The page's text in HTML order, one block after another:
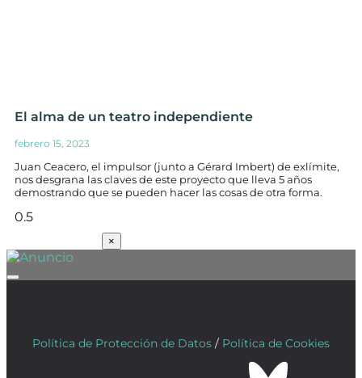
El alma de un teatro independiente
febrero 15, 2023
Juan Ceacero, el impulsor (junto a Gérard Imbert) de exlímite,
nos desgrana las claves de este proyecto que lleva 5 años
demostrando que se pueden hacer las cosas de otra forma.
×
Política de Protección de Datos / Política de Cookies